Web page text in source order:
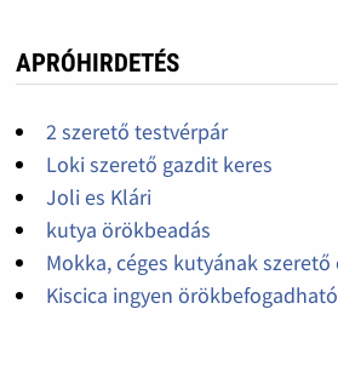
APRÓHIRDETÉS
2 szerető testvérpár
Loki szerető gazdit keres
Joli es Klári
kutya örökbeadás
Mokka, céges kutyának
Kiscica ingyen örökbefogadható